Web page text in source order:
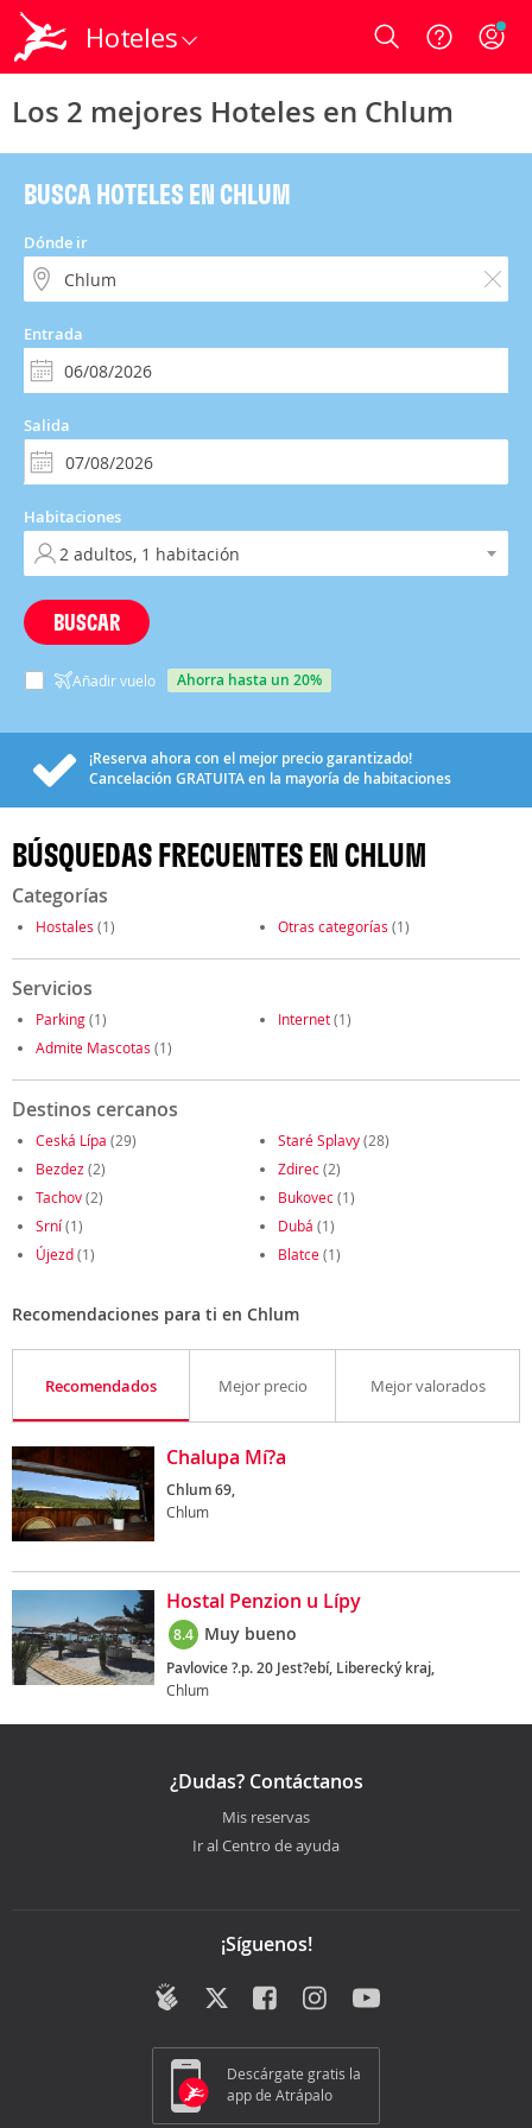
Hoteles Login
Los 2 mejores Hoteles en Chlum
BUSCA HOTELES EN CHLUM
Dónde ir
Entrada
Salida
Habitaciones
BUSCAR
Añadir vuelo ahorra hasta un 20%
¡Reserva ahora con el mejor precio garantizado!
Cancelación GRATUITAen la mayoría de habitaciones
BÚSQUEDAS FRECUENTES EN CHLUM
Categorías
Hostales (1) Otras categorías (1)
Servicios
Parking(1) Internet(1)
Admite Mascotas (1)
Destinos cercanos
Ceská Lípa (29) Staré Splavy(28)
Bezdez (2) Zdirec(2)
Tachov(2) Bukovec(1)
Srní(1) Dubá (1)
Újezd(1) Blatce(1)
Recomendaciones para ti en Chlum
Recomendados Mejor precio Mejor valorados
Chalupa Mí?a
Chlum 69,
Chlum
Hostal Penzion u Lípy
8.4 Muy bueno
Pavlovice ?.p. 20 Jest?ebí, Liberecký kraj,
Chlum
¿Dudas? Contáctanos
Mis reservas
Ir al Centro de ayuda
¡Síguenos!
Descárgate gratis la
app de Atrápalo